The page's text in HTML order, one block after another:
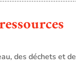
des déchets et de